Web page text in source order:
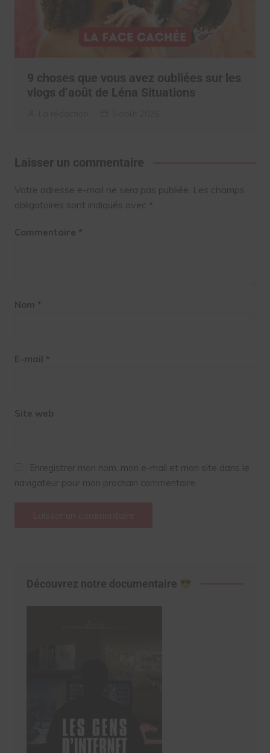
9 choses que vous avez oubliées sur les
vlogs d’août de Léna Situations
Laisser un commentaire
Votre adresse e-mail ne sera pas publiée. Les champs
obligatoires sont indiqués avec *
Commentaire *
Nom *
E-mail *
Site web
Enregistrer mon nom, mon e-mail et mon site dans le
navigateur pour mon prochain commentaire.
Découvrez notre documentaire